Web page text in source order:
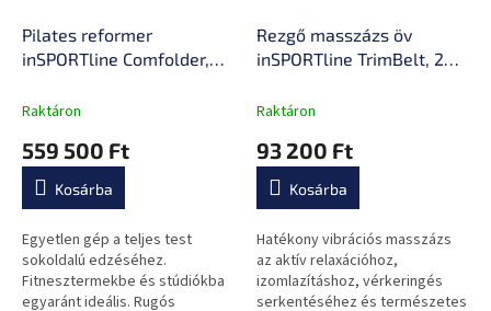
Pilates reformer
inSPORTline Comfolder,
praktikus, összecsukható,
ellenállás, ALU váz, súly
68kg
Raktáron
559 500 Ft
Kosárba
Egyetlen gép a teljes test
sokoldalú edzéséhez.
Fitnesztermekbe és stúdiókba
egyaránt ideális. Rugós
Rezgő masszázs öv
inSPORTline TrimBelt, 20
9 masszázsprogram, 4
talapzat, csúszásmentes
lábak
Raktáron
93 200 Ft
Kosárba
Hatékony vibrációs masszázs
az aktív relaxációhoz,
izomlazításhoz, vérkeringés
serkentéséhez és természetes